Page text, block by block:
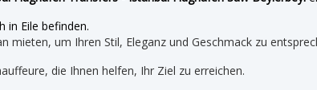
in Eile befinden.
mieten, um Ihren Stil, Eleganz und Geschmack zu
die Ihnen helfen, Ihr Ziel zu erreichen.